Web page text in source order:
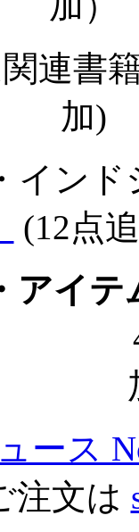
連書
加)
イン
(12
アイテ
ース
注文は